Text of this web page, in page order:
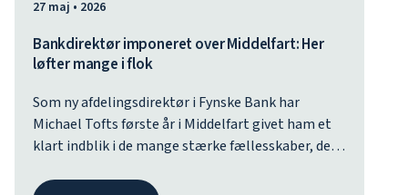
27 maj • 2026
Bankdirektør imponeret over Middelfart: Her
løfter mange i flok
Som ny afdelingsdirektør i Fynske Bank har
Michael Tofts første år i Middelfart givet ham et
klart indblik i de mange stærke fællesskaber, der
sted at bo. - Når man som jeg kommer fra andre